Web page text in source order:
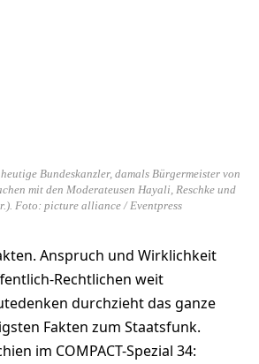
Bundeskanzler, damals Bürgermeister von
mit den Moderateusen Hayali, Reschke und
Foto: picture alliance / Eventpress
Anspruch und Wirklichkeit
Rechtlichen weit
durchzieht das ganze
Fakten zum Staatsfunk.
im COMPACT-Spezial 34: